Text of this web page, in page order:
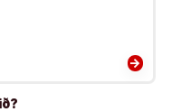
arrow_forward